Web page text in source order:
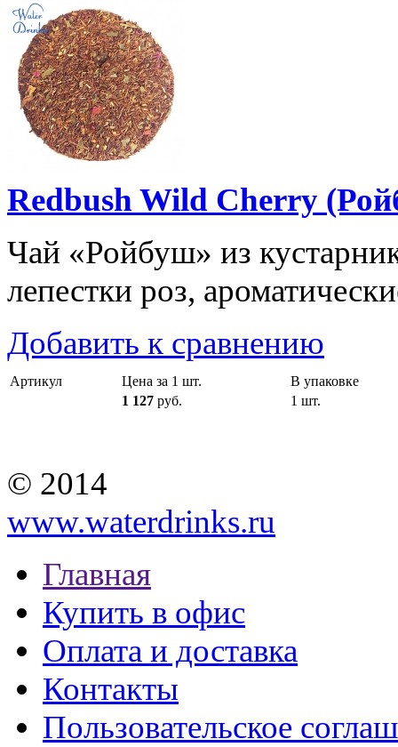
Redbush Wild Cherry
Чай «Ройбуш» из
лепестки роз,
Добавить к сравнению
Артикул Цена за 1 шт.
В упаковке
1 127 руб. 1 шт.
© 2014
www.waterdrinks.ru
Главная
Купить в офис
Оплата и доставка
Контакты
Пользовательское